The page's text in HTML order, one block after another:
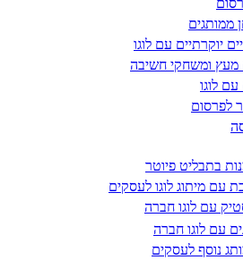
ממותגים
יוקרתיים עם לוגו
מעץ ומשחקי חשיבה
לוגו
לפרסום
בתבליט פיוטר
עם מיתוג לוגו לעסקים
עם לוגו חברה
עם לוגו חברה
נוסף לעסקים